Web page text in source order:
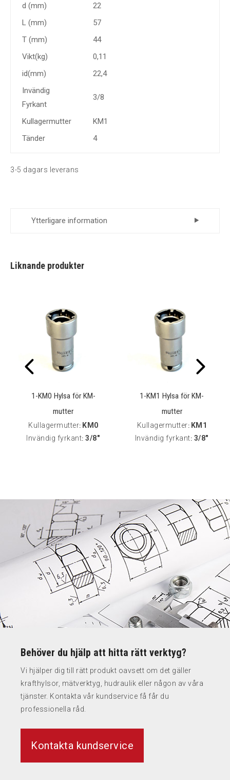
d (mm)
22
L (mm)
57
T (mm)
44
Vikt(kg)
0,11
id(mm)
22,4
Invändig
Fyrkant
3/8
Kullagermutter
KM1
Tänder
4
3-5 dagars leverans
Ytterligare information
Liknande produkter
1-KM0 Hylsa för KM-
mutter
Kullagermutter: KM0
Invändig fyrkant: 3/8"
1-KM1 Hylsa för KM-
mutter
Kullagermutter: KM1
Invändig fyrkant: 3/8"
Behöver du hjälp att hitta rätt verktyg?
Vi hjälper dig till rätt produkt oavsett om det gäller
krafthylsor, mätverktyg, hudraulik eller någon av våra
tjänster. Kontakta vår kundservice få får du
professionella råd.
Kontakta kundservice